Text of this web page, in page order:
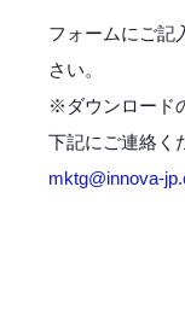
フォームにご記
さい。
※ダウンロード
下記にご連絡く
mktg@innova-